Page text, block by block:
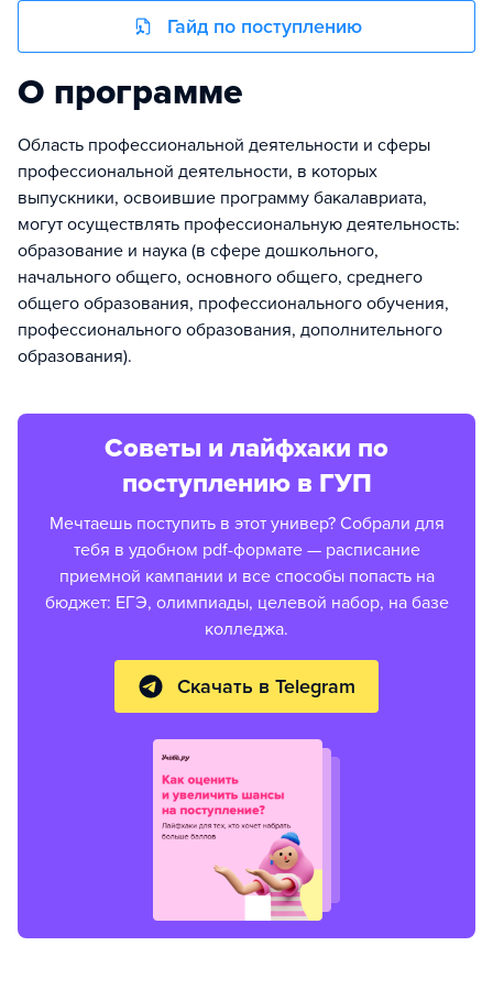
Гайд по поступлению
О программе
Область профессиональной деятельности и сферы
профессиональной деятельности, в которых
выпускники, освоившие программу бакалавриата,
могут осуществлять профессиональную деятельность:
образование и наука (в сфере дошкольного,
начального общего, основного общего, среднего
общего образования, профессионального обучения,
профессионального образования, дополнительного
образования).
Советы и лайфхаки по
поступлению в ГУП
Мечтаешь поступить в этот универ? Собрали для
тебя в удобном pdf-формате — расписание
приемной кампании и все способы попасть на
бюджет: ЕГЭ, олимпиады, целевой набор, на базе
колледжа.
Скачать в Telegram